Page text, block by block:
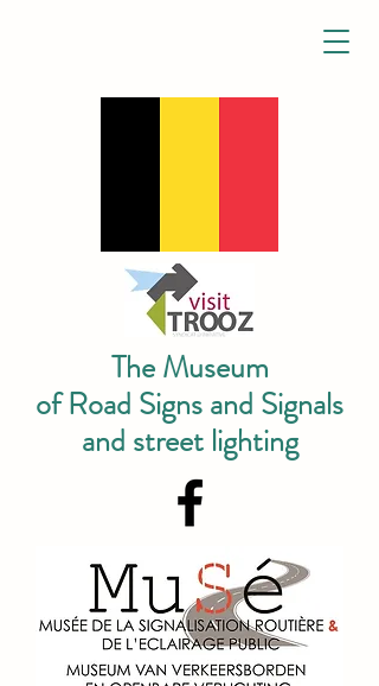
The Museum
of Road Signs and Signals
and street lighting